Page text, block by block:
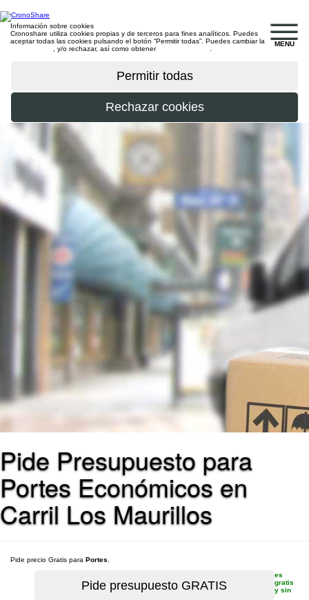
MENU
Información sobre cookies
Cronoshare utiliza cookies propias y de terceros para fines analíticos. Puedes
aceptar todas las cookies pulsando el botón “Permitir todas”. Puedes cambiar la
, y/o rechazar, así como obtener
Pide Presupuesto para
Portes Económicos en
Carril Los Maurillos
Pide precio Gratis para Portes
es
gratis
y sin